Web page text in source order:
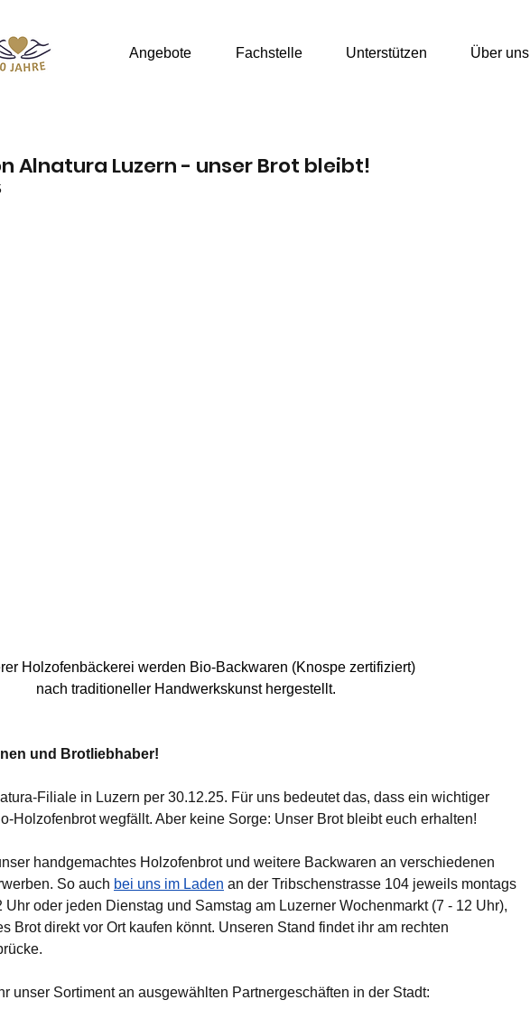
Angebote Fachstelle Unterstützen Über uns
Alnatura Luzern - unser Brot bleibt!
Holzofenbäckerei werden Bio-Backwaren (Knospe zertifiziert)
nach traditioneller Handwerkskunst hergestellt.
und Brotliebhaber!
Filiale in Luzern per 30.12.25. Für uns bedeutet das, dass ein wichtiger
Holzofenbrot wegfällt. Aber keine Sorge: Unser Brot bleibt euch erhalten!
handgemachtes Holzofenbrot und weitere Backwaren an verschiedenen
So auch bei uns im Laden an der Tribschenstrasse 104 jeweils montags
Uhr oder jeden Dienstag und Samstag am Luzerner Wochenmarkt (7 - 12 Uhr),
Brot direkt vor Ort kaufen könnt. Unseren Stand findet ihr am rechten
unser Sortiment an ausgewählten Partnergeschäften in der Stadt: